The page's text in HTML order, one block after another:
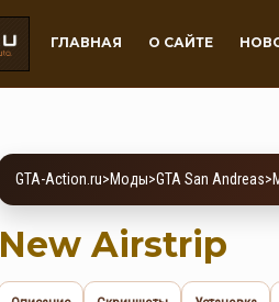
ГЛАВНАЯ О САЙТЕ
GTA-Action.ru>Моды>GTA San Andreas>
New Airstrip